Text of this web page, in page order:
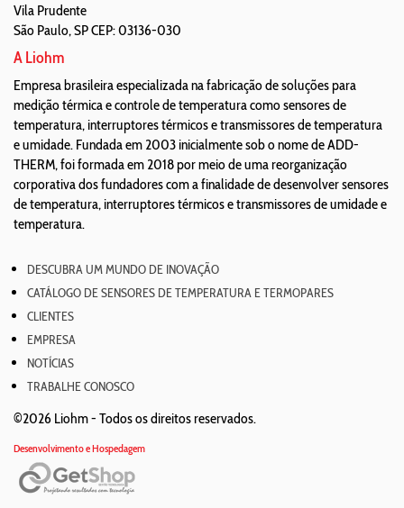
Vila Prudente
São Paulo,SPCEP: 03136-030
A Liohm
Empresa brasileira especializada na fabricação de soluções para
medição térmica e controle de temperatura como sensores de
temperatura, interruptores térmicos e transmissores de temperatura
e umidade. Fundada em 2003 inicialmente sob o nome de ADD-
THERM, foi formada em 2018 por meio de uma reorganização
corporativa dos fundadores com a finalidade de desenvolver sensores
de temperatura, interruptores térmicos e transmissores de umidade e
temperatura.
DESCUBRA UM MUNDO DE INOVAÇÃO
CATÁLOGO DE SENSORES DE TEMPERATURA E TERMOPARES
CLIENTES
EMPRESA
NOTÍCIAS
TRABALHE CONOSCO
©2026 Liohm - Todos os direitos reservados.
Desenvolvimento e Hospedagem